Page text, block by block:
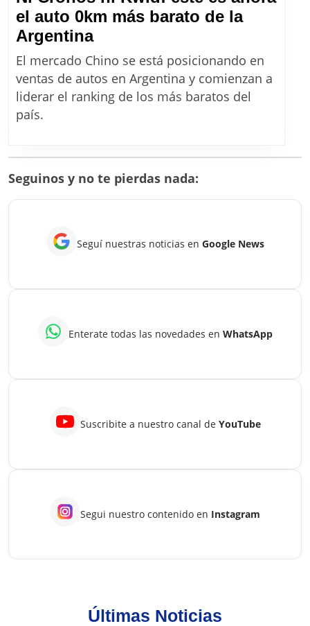
el auto 0km más barato de la
ArgentinaNi
Cronos
ni
Kwid:
el
auto
barato
la
El mercado Chino se está posicionando en
ventas de autos en Argentina y comienzan a
liderar el ranking de los más baratos del
país.
Seguinos y no te pierdas nada:
Seguí nuestras noticias en Google News
Enterate todas las novedades en WhatsApp
Suscribite a nuestro canal de YouTube
Segui nuestro contenido en Instagram
Últimas Noticias